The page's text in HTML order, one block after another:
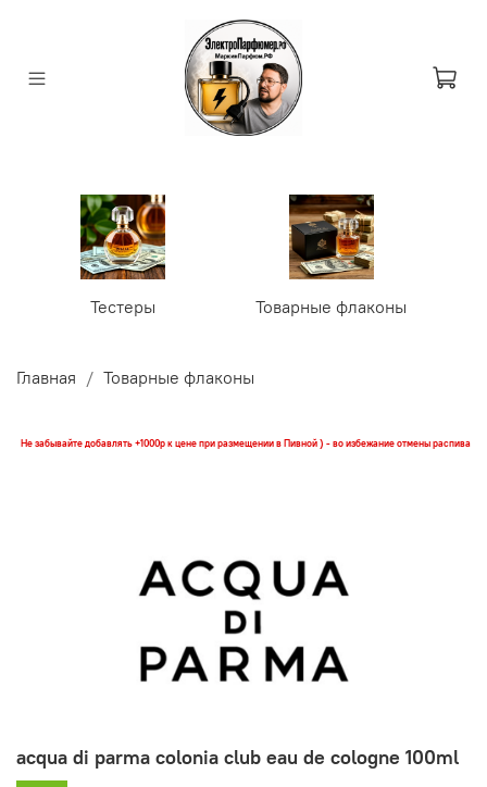
Тестеры Товарные флаконы
Главная Товарные флаконы
Не забывайте добавлять +1000р к цене при размещении в Пивной ) - во избежание отмены распива
acqua di parma colonia club eau de cologne 100ml